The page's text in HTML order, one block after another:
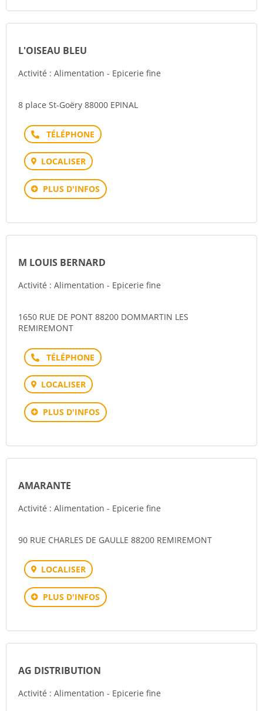
L'OISEAU BLEU
Activité : Alimentation - Epicerie fine
8 place St-Goëry 88000 EPINAL
Téléphone
LOCALISER
PLUS D'INFOS
M LOUIS BERNARD
Activité : Alimentation - Epicerie fine
1650 RUE DE PONT 88200 DOMMARTIN LES
REMIREMONT
Téléphone
LOCALISER
PLUS D'INFOS
AMARANTE
Activité : Alimentation - Epicerie fine
90 RUE CHARLES DE GAULLE 88200 REMIREMONT
LOCALISER
PLUS D'INFOS
AG DISTRIBUTION
Activité : Alimentation - Epicerie fine